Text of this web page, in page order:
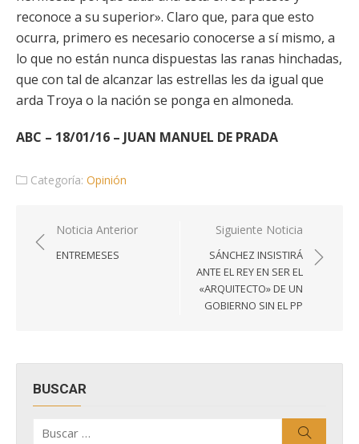
reconoce a su superior». Claro que, para que esto
ocurra, primero es necesario conocerse a sí mismo, a
lo que no están nunca dispuestas las ranas hinchadas,
que con tal de alcanzar las estrellas les da igual que
arda Troya o la nación se ponga en almoneda.
ABC – 18/01/16 – JUAN MANUEL DE PRADA
Categoría: Opinión
Navegación
de
Noticia Anterior
ENTREMESES
Siguiente Noticia
SÁNCHEZ INSISTIRÁ
ANTE EL REY EN SER EL
«ARQUITECTO» DE UN
GOBIERNO SIN EL PP
BUSCAR
por: